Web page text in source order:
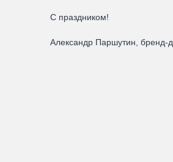
С праздником!
Александр Паршутин,